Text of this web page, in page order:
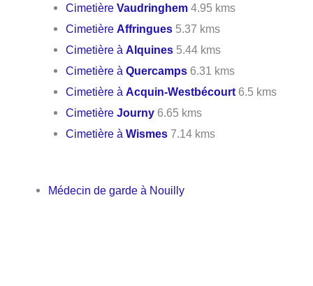
CimetièreVaudringhem 4.95 kms
CimetièreAffringues 5.37 kms
Cimetière àAlquines 5.44 kms
Cimetière àQuercamps 6.31 kms
Cimetière àAcquin-Westbécourt 6.5 kms
CimetièreJourny 6.65 kms
Cimetière àWismes 7.14 kms
Médecin de garde à Nouilly